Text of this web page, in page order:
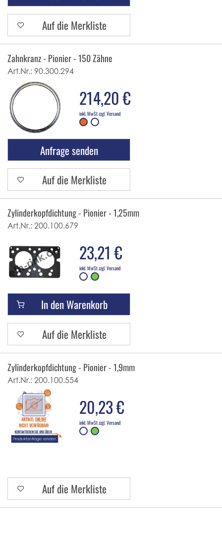
Auf die Merkliste
Zahnkranz - Pionier - 150 Zähne
Art.Nr.: 90.300.294
214,20 €
inkl. MwSt zzgl. Versand
Anfrage senden
Auf die Merkliste
Zylinderkopfdichtung - Pionier - 1,25mm
Art.Nr.: 200.100.679
23,21 €
inkl. MwSt zzgl. Versand
In den Warenkorb
Auf die Merkliste
Zylinderkopfdichtung - Pionier - 1,9mm
Art.Nr.: 200.100.554
20,23 €
inkl. MwSt zzgl. Versand
Auf die Merkliste